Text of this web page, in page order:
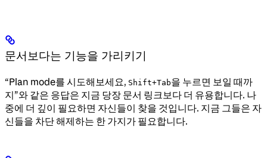
문서보다는 기능을 가리키기
“Plan mode를 시도해보세요, Shift+Tab을 누르면 보일 때까
지”와 같은 응답은 지금 당장 문서 링크보다 더 유용합니다. 나
중에 더 깊이 필요하면 자신들이 찾을 것입니다. 지금 그들은 자
신들을 차단 해제하는 한 가지가 필요합니다.